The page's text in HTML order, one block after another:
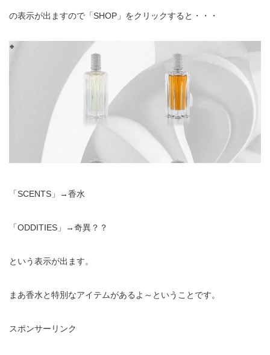
の表示が出ますので「SHOP」をクリックすると・・・
「SCENTS」→香水
「ODDITIES」→奇異？？
という表示が出ます。
まあ香水と特別なアイテムがあるよ～ということです。
スポンサーリンク